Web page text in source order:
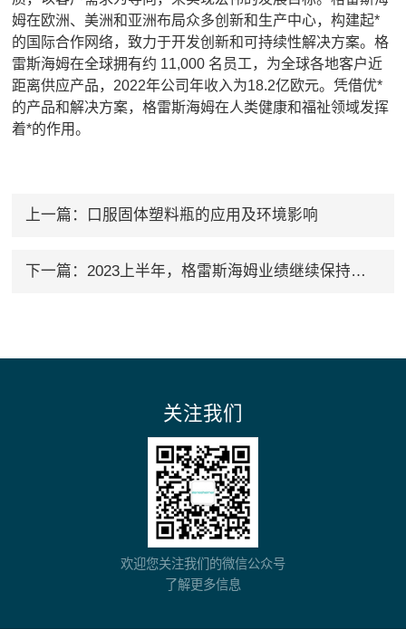
姆在欧洲、美洲和亚洲布局众多创新和生产中心，构建起*
的国际合作网络，致力于开发创新和可持续性解决方案。格
雷斯海姆在全球拥有约 11,000 名员工，为全球各地客户近
距离供应产品，2022年公司年收入为18.2亿欧元。凭借优*
的产品和解决方案，格雷斯海姆在人类健康和福祉领域发挥
着*的作用。
上一篇： 口服固体塑料瓶的应用及环境影响
下一篇： 2023上半年，格雷斯海姆业绩继续保持动态增长
关注我们
欢迎您关注我们的微信公众号
了解更多信息